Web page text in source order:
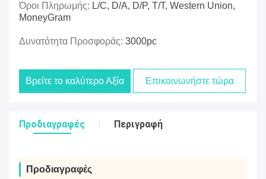
Όροι Πληρωμής: L/C, D/A, D/P, T/T, Western Union,
MoneyGram
Δυνατότητα Προσφοράς: 3000pc
Βρείτε το καλύτερο Αξία Επικοινωνήστε τώρα
Προδιαγραφές Περιγραφή
Προδιαγραφές